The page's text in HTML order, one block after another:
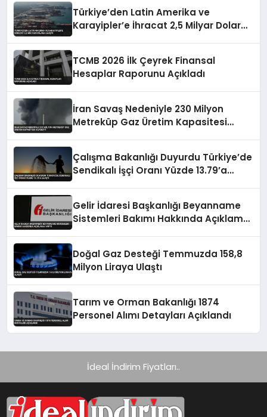
Türkiye’den Latin Amerika ve
Karayipler’e İhracat 2,5 Milyar Dolara
TCMB 2026 İlk Çeyrek Finansal
Hesaplar Raporunu Açıkladı
İran Savaş Nedeniyle 230 Milyon
Metreküp Gaz Üretim Kapasitesi
Çalışma Bakanlığı Duyurdu Türkiye’de
Sendikalı İşçi Oranı Yüzde 13.79’a
Gelir İdaresi Başkanlığı Beyanname
Sistemleri Bakımı Hakkında Açıklama
Doğal Gaz Desteği Temmuzda 158,8
Milyon Liraya Ulaştı
Tarım ve Orman Bakanlığı 1874
Personel Alımı Detayları Açıklandı
İdeal İndirim Fiyatları..